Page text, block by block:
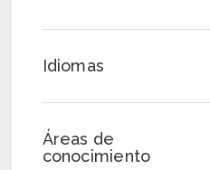
Idiomas
Áreas de
conocimiento